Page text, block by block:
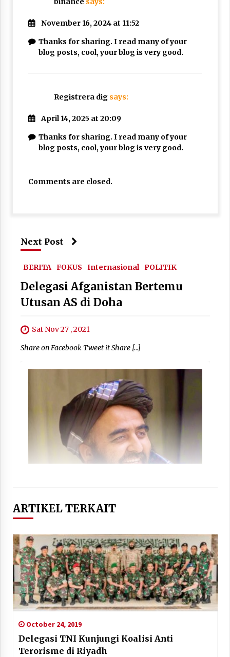
November 16, 2024 at 11:52
Thanks for sharing. I read many of your
blog posts, cool, your blog is very good.
Registrera dig says:
April 14, 2025 at 20:09
Thanks for sharing. I read many of your
blog posts, cool, your blog is very good.
Comments are closed.
Next Post
BERITA FOKUS Internasional POLITIK
Delegasi Afganistan Bertemu
Utusan AS di Doha
Sat Nov 27 , 2021
Share on Facebook Tweet it Share […]
ARTIKEL TERKAIT
October 24, 2019
Delegasi TNI Kunjungi Koalisi Anti
Terorisme di Riyadh